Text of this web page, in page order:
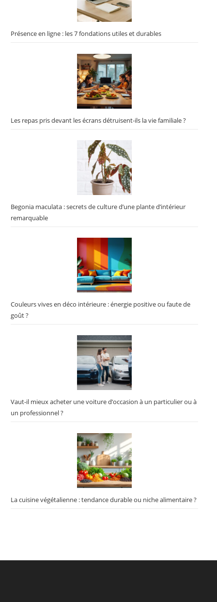
Présence en ligne : les 7 fondations utiles et durables
Les repas pris devant les écrans détruisent-ils la vie familiale ?
Begonia maculata : secrets de culture d’une plante d’intérieur
remarquable
Couleurs vives en déco intérieure : énergie positive ou faute de
goût ?
Vaut-il mieux acheter une voiture d’occasion à un particulier ou à
un professionnel ?
La cuisine végétalienne : tendance durable ou niche alimentaire ?